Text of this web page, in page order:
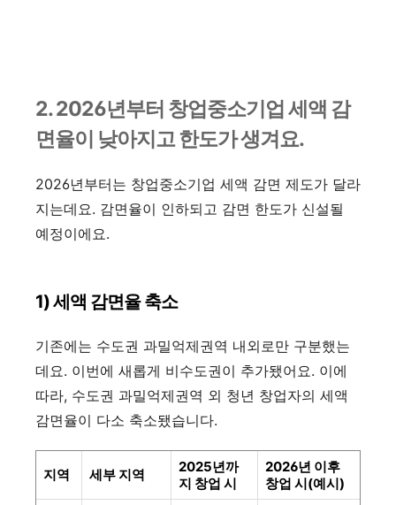
2. 2026년부터 창업중소기업 세액 감
면율이 낮아지고 한도가 생겨요.
2026년부터는 창업중소기업 세액 감면 제도가 달라
지는데요. 감면율이 인하되고 감면 한도가 신설될
예정이에요.
1) 세액 감면율 축소
기존에는 수도권 과밀억제권역 내외로만 구분했는
데요. 이번에 새롭게 비수도권이 추가됐어요. 이에
따라, 수도권 과밀억제권역 외 청년 창업자의 세액
감면율이 다소 축소됐습니다.
지역 세부 지역
2025년까
지 창업 시
2026년 이후
창업 시(예시)